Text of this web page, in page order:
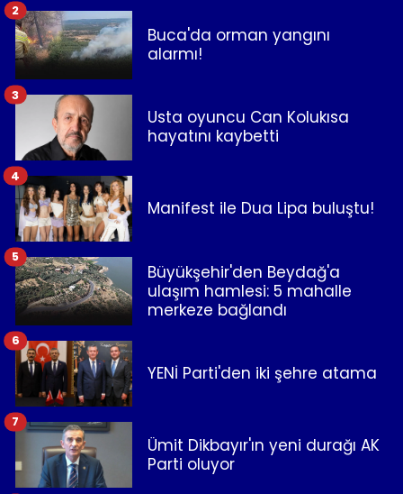
Buca'da orman yangını
alarmı!
2
Usta oyuncu Can Kolukısa
hayatını kaybetti
3
Manifest ile Dua Lipa buluştu!
4
Büyükşehir'den Beydağ'a
ulaşım hamlesi: 5 mahalle
merkeze bağlandı
5
YENİ Parti'den iki şehre atama
6
Ümit Dikbayır'ın yeni durağı AK
Parti oluyor
7